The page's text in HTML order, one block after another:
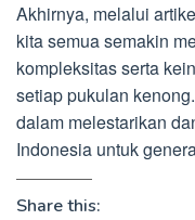
Akhirnya, melalui
kita semua semakin
kompleksitas serta
setiap pukulan
dalam melestarikan
Indonesia untuk
Share this: